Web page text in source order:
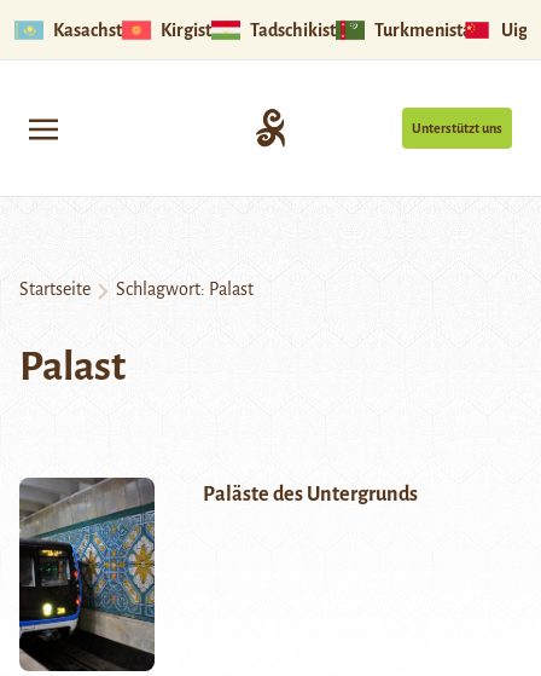
Kasachstan Kirgistan Tadschikistan Turkmenistan
Unterstützt uns
Startseite Schlagwort: Palast
Palast
Paläste des Untergrunds